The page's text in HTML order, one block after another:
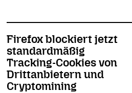
Firefox blockiert jetzt
standardmäßig
Tracking-Cookies von
Drittanbietern und
Cryptomining